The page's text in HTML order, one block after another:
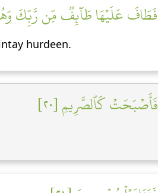
فَطَافَ عَلَيۡهَا طَآئِفٞ مِّن رَّبِّكَ وَهُمۡ
hurdeen.
فَأَصۡبَحَتۡ كَٱلصَّرِيمِ [٢٠]